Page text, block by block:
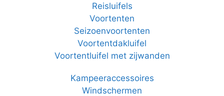
Reisluifels
Voortenten
Seizoenvoortenten
Voortentdakluifel
Voortentluifel met zijwanden
Kampeeraccessoires
Windschermen